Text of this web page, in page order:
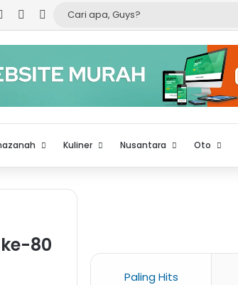
Instagram
TikTokLog In
Kuliner Nusantara Oto
80
Paling Hits